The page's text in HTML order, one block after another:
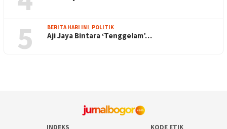
5 BERITA HARI INI, POLITIK
Aji Jaya Bintara ‘Tenggelam’…
INDEKS KODE ETIK